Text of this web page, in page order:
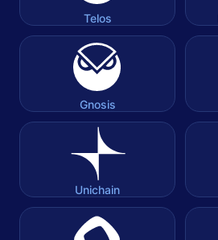
Telos
Gnosis
Unichain